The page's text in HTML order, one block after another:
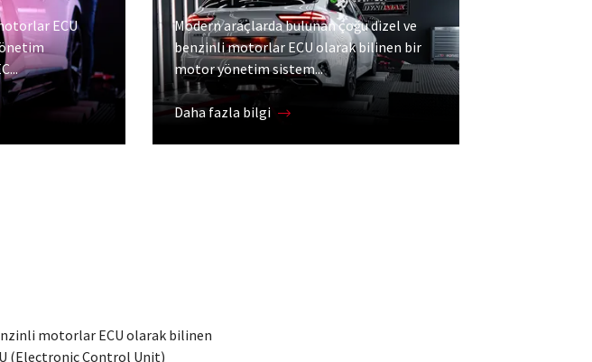
ECU
Modern araçlarda bulunan çoğu dizel ve
benzinli motorlar ECU olarak bilinen bir
motor yönetim sistem...
Daha fazla bilgi
motorlar ECU olarak bilinen
(Electronic Control Unit)